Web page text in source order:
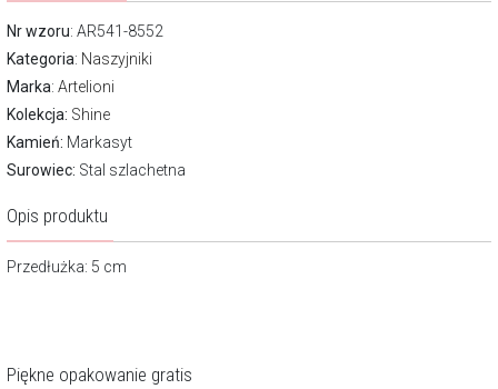
Nr wzoru: AR541-8552
Kategoria: Naszyjniki
Marka: Artelioni
Kolekcja: Shine
Kamień: Markasyt
Surowiec: Stal szlachetna
Opis produktu
Przedłużka: 5 cm
Piękne opakowanie gratis